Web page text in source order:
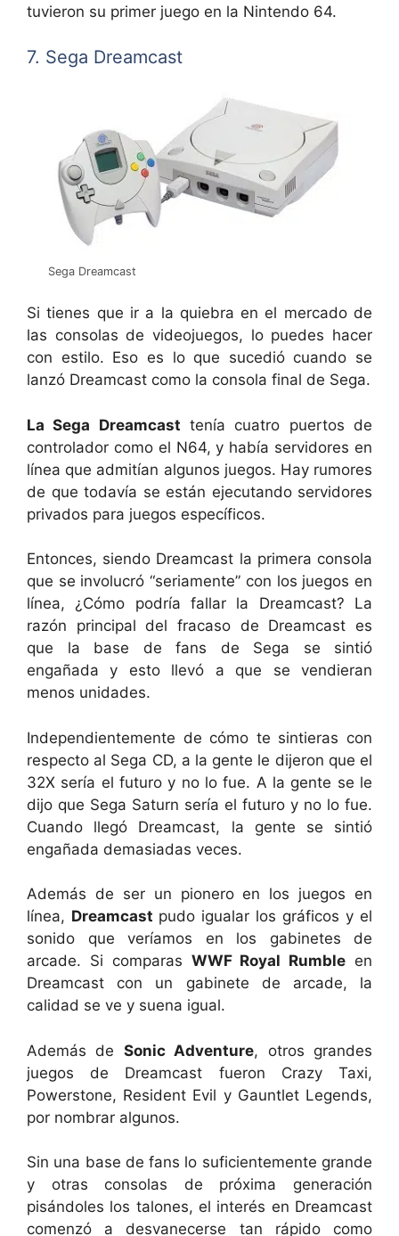
tuvieron su primer juego en la Nintendo 64.
7. Sega Dreamcast
Sega Dreamcast
Si tienes que ir a la quiebra en el mercado de
las consolas de videojuegos, lo puedes hacer
con estilo. Eso es lo que sucedió cuando se
lanzó Dreamcast como la consola final de Sega.
La Sega Dreamcast tenía cuatro puertos de
controlador como el N64, y había servidores en
línea que admitían algunos juegos. Hay rumores
de que todavía se están ejecutando servidores
privados para juegos específicos.
Entonces, siendo Dreamcast la primera consola
que se involucró “seriamente” con los juegos en
línea, ¿Cómo podría fallar la Dreamcast? La
razón principal del fracaso de Dreamcast es
que la base de fans de Sega se sintió
engañada y esto llevó a que se vendieran
menos unidades.
Independientemente de cómo te sintieras con
respecto al Sega CD, a la gente le dijeron que el
32X sería el futuro y no lo fue. A la gente se le
dijo que Sega Saturn sería el futuro y no lo fue.
Cuando llegó Dreamcast, la gente se sintió
engañada demasiadas veces.
Además de ser un pionero en los juegos en
línea, Dreamcast pudo igualar los gráficos y el
sonido que veríamos en los gabinetes de
arcade. Si comparas WWF Royal Rumble en
Dreamcast con un gabinete de arcade, la
calidad se ve y suena igual.
Además de Sonic Adventure, otros grandes
juegos de Dreamcast fueron Crazy Taxi,
Powerstone, Resident Evil y Gauntlet Legends,
por nombrar algunos.
Sin una base de fans lo suficientemente grande
y otras consolas de próxima generación
pisándoles los talones, el interés en Dreamcast
comenzó a desvanecerse tan rápido como